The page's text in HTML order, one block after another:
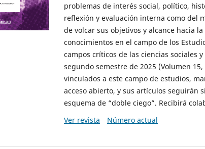
problemas de interés social, político,
reflexión y evaluación interna como del
de volcar sus objetivos y alcance hacia
conocimientos en el campo de los
campos críticos de las ciencias sociales
segundo semestre de 2025 (Volumen 15,
vinculados a este campo de estudios,
acceso abierto, y sus artículos seguirán
esquema de “doble ciego”. Recibirá
Ver revista
Número actual